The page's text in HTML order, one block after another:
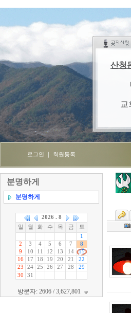
로그인 회원등록
분명하게
분명하게
방문자: 2606 / 3,627,801